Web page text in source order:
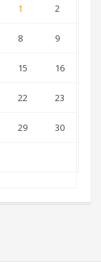
1 2
8 9
15 16
22 23
29 30